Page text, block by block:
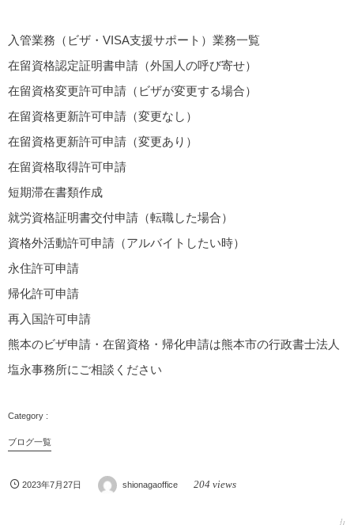
入管業務（ビザ・VISA支援サポート）業務一覧
在留資格認定証明書申請（外国人の呼び寄せ）
在留資格変更許可申請（ビザが変更する場合）
在留資格更新許可申請（変更なし）
在留資格更新許可申請（変更あり）
在留資格取得許可申請
短期滞在書類作成
就労資格証明書交付申請（転職した場合）
資格外活動許可申請（アルバイトしたい時）
永住許可申請
帰化許可申請
再入国許可申請
熊本のビザ申請・在留資格・帰化申請は熊本市の行政書士法人
塩永事務所にご相談ください
ブログ一覧
2023年7月27日 shionagaoffice 204 views